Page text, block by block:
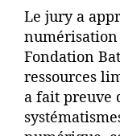
Le jury a
Fondation
ressources
a fait preuve